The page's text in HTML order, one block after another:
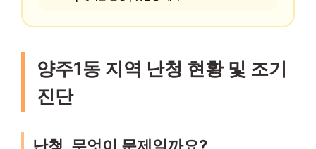
양주1동 지역 난청 현황 및 조기
진단